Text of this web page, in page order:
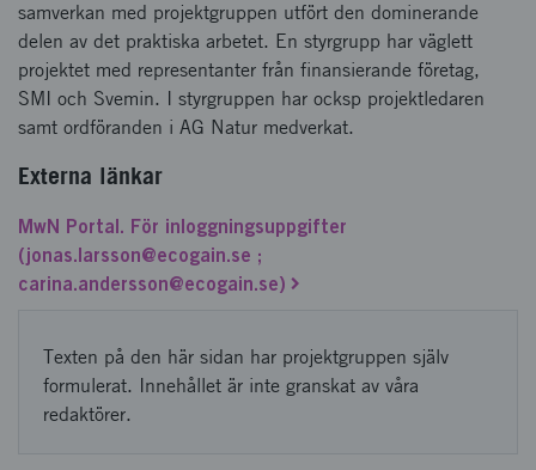
samverkan med projektgruppen utfört den dominerande
delen av det praktiska arbetet. En styrgrupp har väglett
projektet med representanter från finansierande företag,
SMI och Svemin. I styrgruppen har ocksp projektledaren
samt ordföranden i AG Natur medverkat.
Externa länkar
MwN Portal. För inloggningsuppgifter
(jonas.larsson@ecogain.se ;
carina.andersson@ecogain.se)
Texten på den här sidan har projektgruppen själv
formulerat. Innehållet är inte granskat av våra
redaktörer.